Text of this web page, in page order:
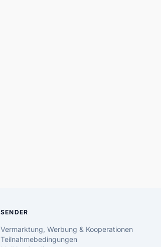
SENDER
Vermarktung, Werbung & Kooperationen
Teilnahmebedingungen